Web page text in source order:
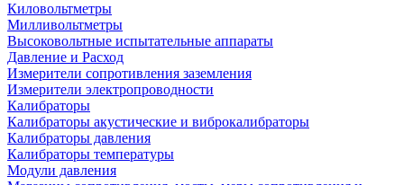
Киловольтметры
Милливольтметры
Высоковольтные испытательные аппараты
Давление и Расход
Измерители сопротивления заземления
Измерители электропроводности
Калибраторы
Калибраторы акустические и виброкалибраторы
Калибраторы давления
Калибраторы температуры
Модули давления